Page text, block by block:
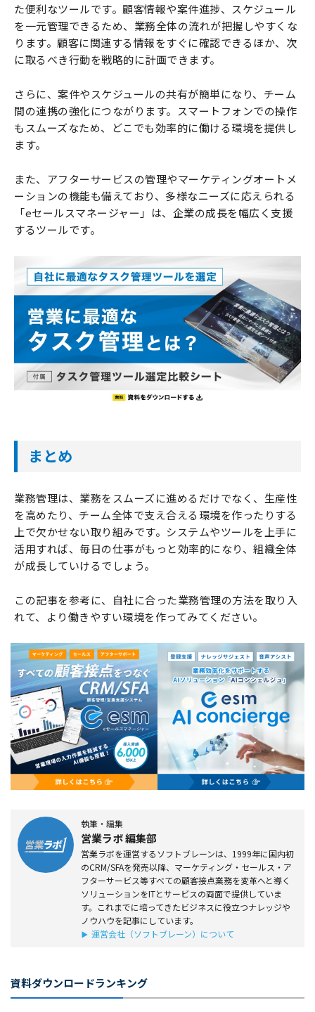
た便利なツールです。顧客情報や案件進捗、スケジュール
を一元管理できるため、業務全体の流れが把握しやすくな
ります。顧客に関連する情報をすぐに確認できるほか、次
に取るべき行動を戦略的に計画できます。
さらに、案件やスケジュールの共有が簡単になり、チーム
間の連携の強化につながります。スマートフォンでの操作
もスムーズなため、どこでも効率的に働ける環境を提供し
ます。
また、アフターサービスの管理やマーケティングオートメ
ーションの機能も備えており、多様なニーズに応えられる
「eセールスマネージャー」は、企業の成長を幅広く支援
するツールです。
まとめ
業務管理は、業務をスムーズに進めるだけでなく、生産性
を高めたり、チーム全体で支え合える環境を作ったりする
上で欠かせない取り組みです。システムやツールを上手に
活用すれば、毎日の仕事がもっと効率的になり、組織全体
が成長していけるでしょう。
この記事を参考に、自社に合った業務管理の方法を取り入
れて、より働きやすい環境を作ってみてください。
執筆・編集
営業ラボ 編集部
営業ラボを運営するソフトブレーンは、1999年に国内初
のCRM/SFAを発売以降、マーケティング・セールス・ア
フターサービス等すべての顧客接点業務を変革へと導く
ソリューションをITとサービスの両面で提供していま
す。これまでに培ってきたビジネスに役立つナレッジや
ノウハウを記事にしています。
運営会社（ソフトブレーン）について
資料ダウンロードランキング